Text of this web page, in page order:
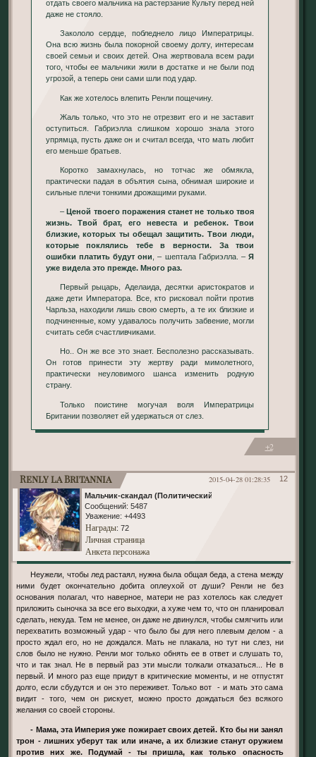
отдать своего мальчика на растерзание Культу перед ней
даже не стояло.
Закололо сердце, побледнело лицо Императрицы.
Она всю жизнь была покорной своему долгу, интересам
своей семьи и своих детей. Она жертвовала всем ради
того, чтобы ее мальчики жили в достатке и не были под
угрозой, а теперь они сами шли под удар.
Как же хотелось влепить Ренли пощечину.
Жаль только, что это не отрезвит его и не заставит
оступиться. Габриэлла слишком хорошо знала этого
упрямца, пусть даже он и считал всегда, что мать любит
его меньше братьев.
Коротко замахнулась, но тотчас же обмякла,
практически падая в объятия сына, обнимая широкие и
сильные плечи тонкими дрожащими руками.
–Ценой твоего поражения станет не только твоя
жизнь. Твой брат, его невеста и ребенок. Твои
близкие, которых ты обещал защитить. Твои люди,
которые поклялись тебе в верности. За твои
ошибки платить будут они
, – шептала Габриэлла. –Я
уже видела это прежде. Много раз.
Первый рыцарь, Аделаида, десятки аристократов и
даже дети Императора. Все, кто рисковал пойти против
Чарльза, находили лишь свою смерть, а те их близкие и
подчиненные, кому удавалось получить забвение, могли
считать себя счастливчиками.
Но.. Он же все это знает. Бесполезно рассказывать.
Он готов принести эту жертву ради мимолетного,
практически неуловимого шанса изменить родную
страну.
Только поистине могучая воля Императрицы
Британии позволяет ей удержаться от слез.
+2
12
2015-04-28 01:28:35
Renly la Britannia
Мальчик-скандал (Политический)
Сообщений: 5487
Уважение: +4493
Награды: 72
Личная страница
Анкета персонажа
Неужели, чтобы лед растаял, нужна была общая беда, а стена между
ними будет окончательно добита оплеухой от души? Ренли не без
основания полагал, что наверное, матери не раз хотелось как следует
приложить сыночка за все его выходки, а хуже чем то, что он планировал
сделать, некуда. Тем не менее, он даже не двинулся, чтобы смягчить или
перехватить возможный удар - что было бы для него плевым делом - а
просто ждал его, но не дождался. Мать не плакала, но тут ни слез, ни
слов было не нужно. Ренли мог только обнять ее в ответ и слушать то,
что и так знал. Не в первый раз эти мысли толкали отказаться... Не в
первый. И много раз еще придут в критические моменты, и не отпустят
долго, если сбудутся и он это переживет. Только вот - и мать это сама
видит - того, чем он рискует, можно просто дождаться без всякого
желания со своей стороны.
- Мама, эта Империя уже пожирает своих детей. Кто бы ни занял
трон - лишних уберут так или иначе, а их близкие станут оружием
против них же. Подумай - ты пришла, как только опасность